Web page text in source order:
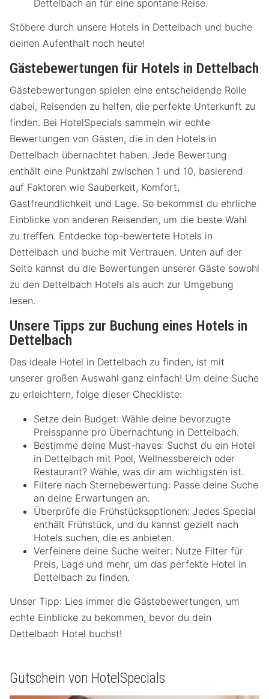
Dettelbach an für eine spontane Reise.
Stöbere durch unsere Hotels in Dettelbach und buche
deinen Aufenthalt noch heute!
Gästebewertungen für Hotels in Dettelbach
Gästebewertungen spielen eine entscheidende Rolle
dabei, Reisenden zu helfen, die perfekte Unterkunft zu
finden. Bei HotelSpecials sammeln wir echte
Bewertungen von Gästen, die in den Hotels in
Dettelbach übernachtet haben. Jede Bewertung
enthält eine Punktzahl zwischen 1 und 10, basierend
auf Faktoren wie Sauberkeit, Komfort,
Gastfreundlichkeit und Lage. So bekommst du ehrliche
Einblicke von anderen Reisenden, um die beste Wahl
zu treffen. Entdecke top-bewertete Hotels in
Dettelbach und buche mit Vertrauen. Unten auf der
Seite kannst du die Bewertungen unserer Gäste sowohl
zu den Dettelbach Hotels als auch zur Umgebung
lesen.
Unsere Tipps zur Buchung eines Hotels in
Dettelbach
Das ideale Hotel in Dettelbach zu finden, ist mit
unserer großen Auswahl ganz einfach! Um deine Suche
zu erleichtern, folge dieser Checkliste:
Setze dein Budget: Wähle deine bevorzugte
Preisspanne pro Übernachtung in Dettelbach.
Bestimme deine Must-haves: Suchst du ein Hotel
in Dettelbach mit Pool, Wellnessbereich oder
Restaurant? Wähle, was dir am wichtigsten ist.
Filtere nach Sternebewertung: Passe deine Suche
an deine Erwartungen an.
Überprüfe die Frühstücksoptionen: Jedes Special
enthält Frühstück, und du kannst gezielt nach
Hotels suchen, die es anbieten.
Verfeinere deine Suche weiter: Nutze Filter für
Preis, Lage und mehr, um das perfekte Hotel in
Dettelbach zu finden.
Unser Tipp: Lies immer die Gästebewertungen, um
echte Einblicke zu bekommen, bevor du dein
Dettelbach Hotel buchst!
Gutschein von HotelSpecials